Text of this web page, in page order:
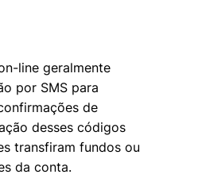
line geralmente
por SMS para
de
desses códigos
transfiram fundos ou
da conta.